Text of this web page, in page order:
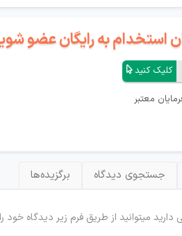
استخدام به رایگان عضو
کلیک کنید
معتبر
جستجوی دیدگاه برگزیده‌ها
دارید میتوانید از طریق فرم زیر دیدگاه